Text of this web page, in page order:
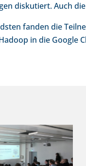
diskutiert. Auch
fanden die
in die Google